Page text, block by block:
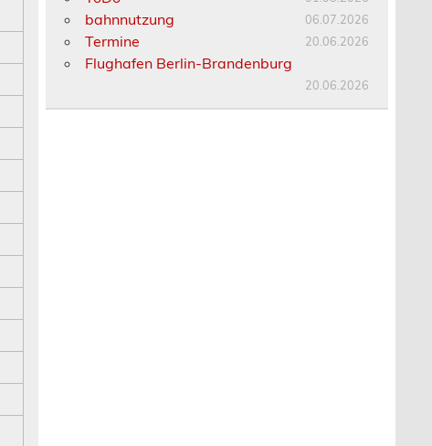
bahnnutzung 06.07.2026
Termine 20.06.2026
Flughafen Berlin-Brandenburg
20.06.2026